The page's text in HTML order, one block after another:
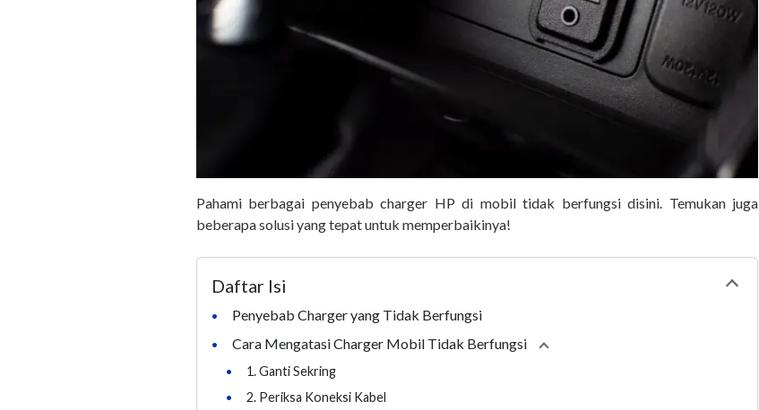
Pahami berbagai penyebab charger HP di mobil tidak berfungsi disini. Temukan juga
beberapa solusi yang tepat untuk memperbaikinya!
Daftar Isi
•
Penyebab Charger yang Tidak Berfungsi
• Cara Mengatasi Charger Mobil Tidak Berfungsi Collapse
•
1. Ganti Sekring
•
2. Periksa Koneksi Kabel